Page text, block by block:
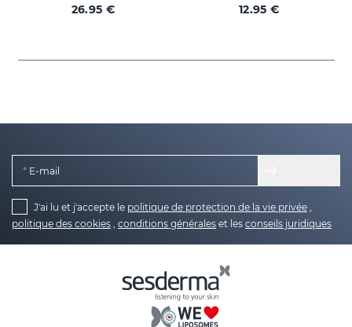
26.95 € 12.95 €
E-mail
J'ai lu et j'accepte le politique de protection de la vie privée ,
politique des cookies , conditions générales et les conseils juridiques